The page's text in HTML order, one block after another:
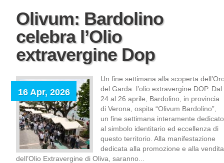
Olivum: Bardolino
celebra l’Olio
extravergine Dop
16 Apr, 2026
Un fine settimana alla scoperta
del Garda: l’olio extravergine DOP. Dal
24 al 26 aprile, Bardolino, in provincia
di Verona, ospita “Olivum Bardolino”,
un fine settimana interamente dedicato
al simbolo identitario ed eccellenza di
questo territorio. Alla manifestazione
dedicata alla promozione e alla vendita
dell’Olio Extravergine di Oliva, saranno...